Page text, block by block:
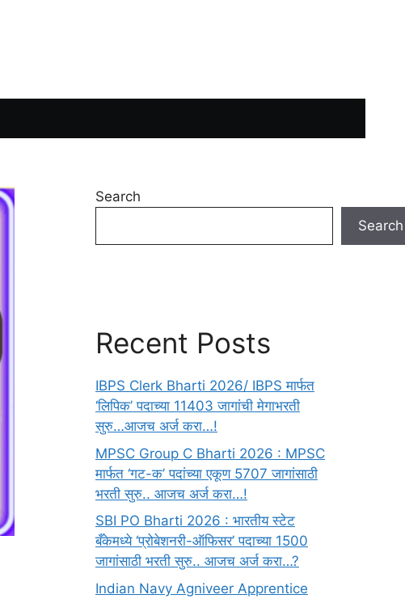
Search
Search
Recent Posts
IBPS Clerk Bharti 2026/ IBPS मार्फत
‘लिपिक’ पदाच्या 11403 जागांची मेगाभरती
सुरु…आजच अर्ज करा…!
MPSC Group C Bharti 2026 : MPSC
मार्फत ‘गट-क’ पदांच्या एकूण 5707 जागांसाठी
भरती सुरु.. आजच अर्ज करा…!
SBI PO Bharti 2026 : भारतीय स्टेट
बँकेमध्ये ‘प्रोबेशनरी-ऑफिसर’ पदाच्या 1500
जागांसाठी भरती सुरु.. आजच अर्ज करा…?
Indian Navy Agniveer Apprentice